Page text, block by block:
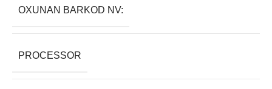
OXUNAN BARKOD NV:
PROCESSOR